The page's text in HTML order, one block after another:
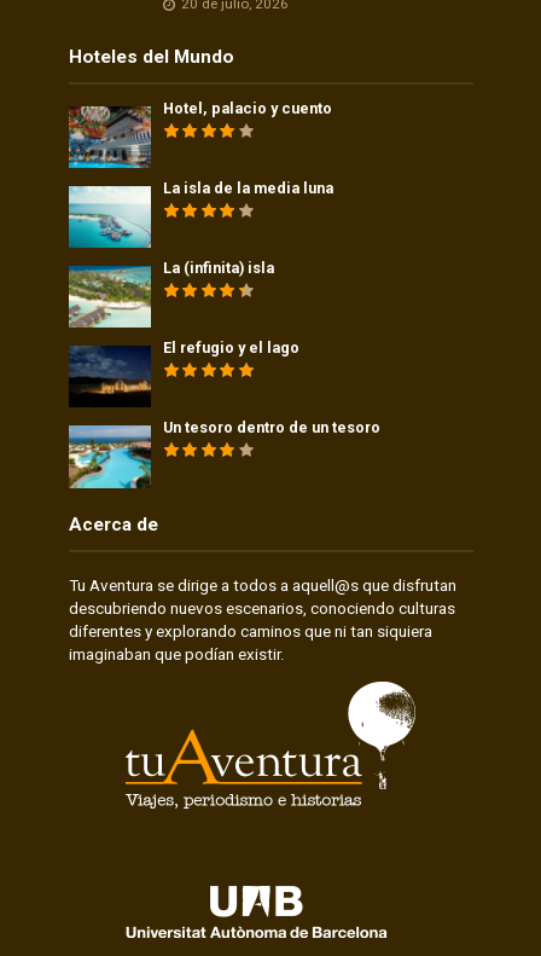
20 de julio, 2026
Hoteles del Mundo
Hotel, palacio y cuento
La isla de la media luna
La (infinita) isla
El refugio y el lago
Un tesoro dentro de un tesoro
Acerca de
Tu Aventura se dirige a todos a aquell@s que disfrutan
descubriendo nuevos escenarios, conociendo culturas
diferentes y explorando caminos que ni tan siquiera
imaginaban que podían existir.